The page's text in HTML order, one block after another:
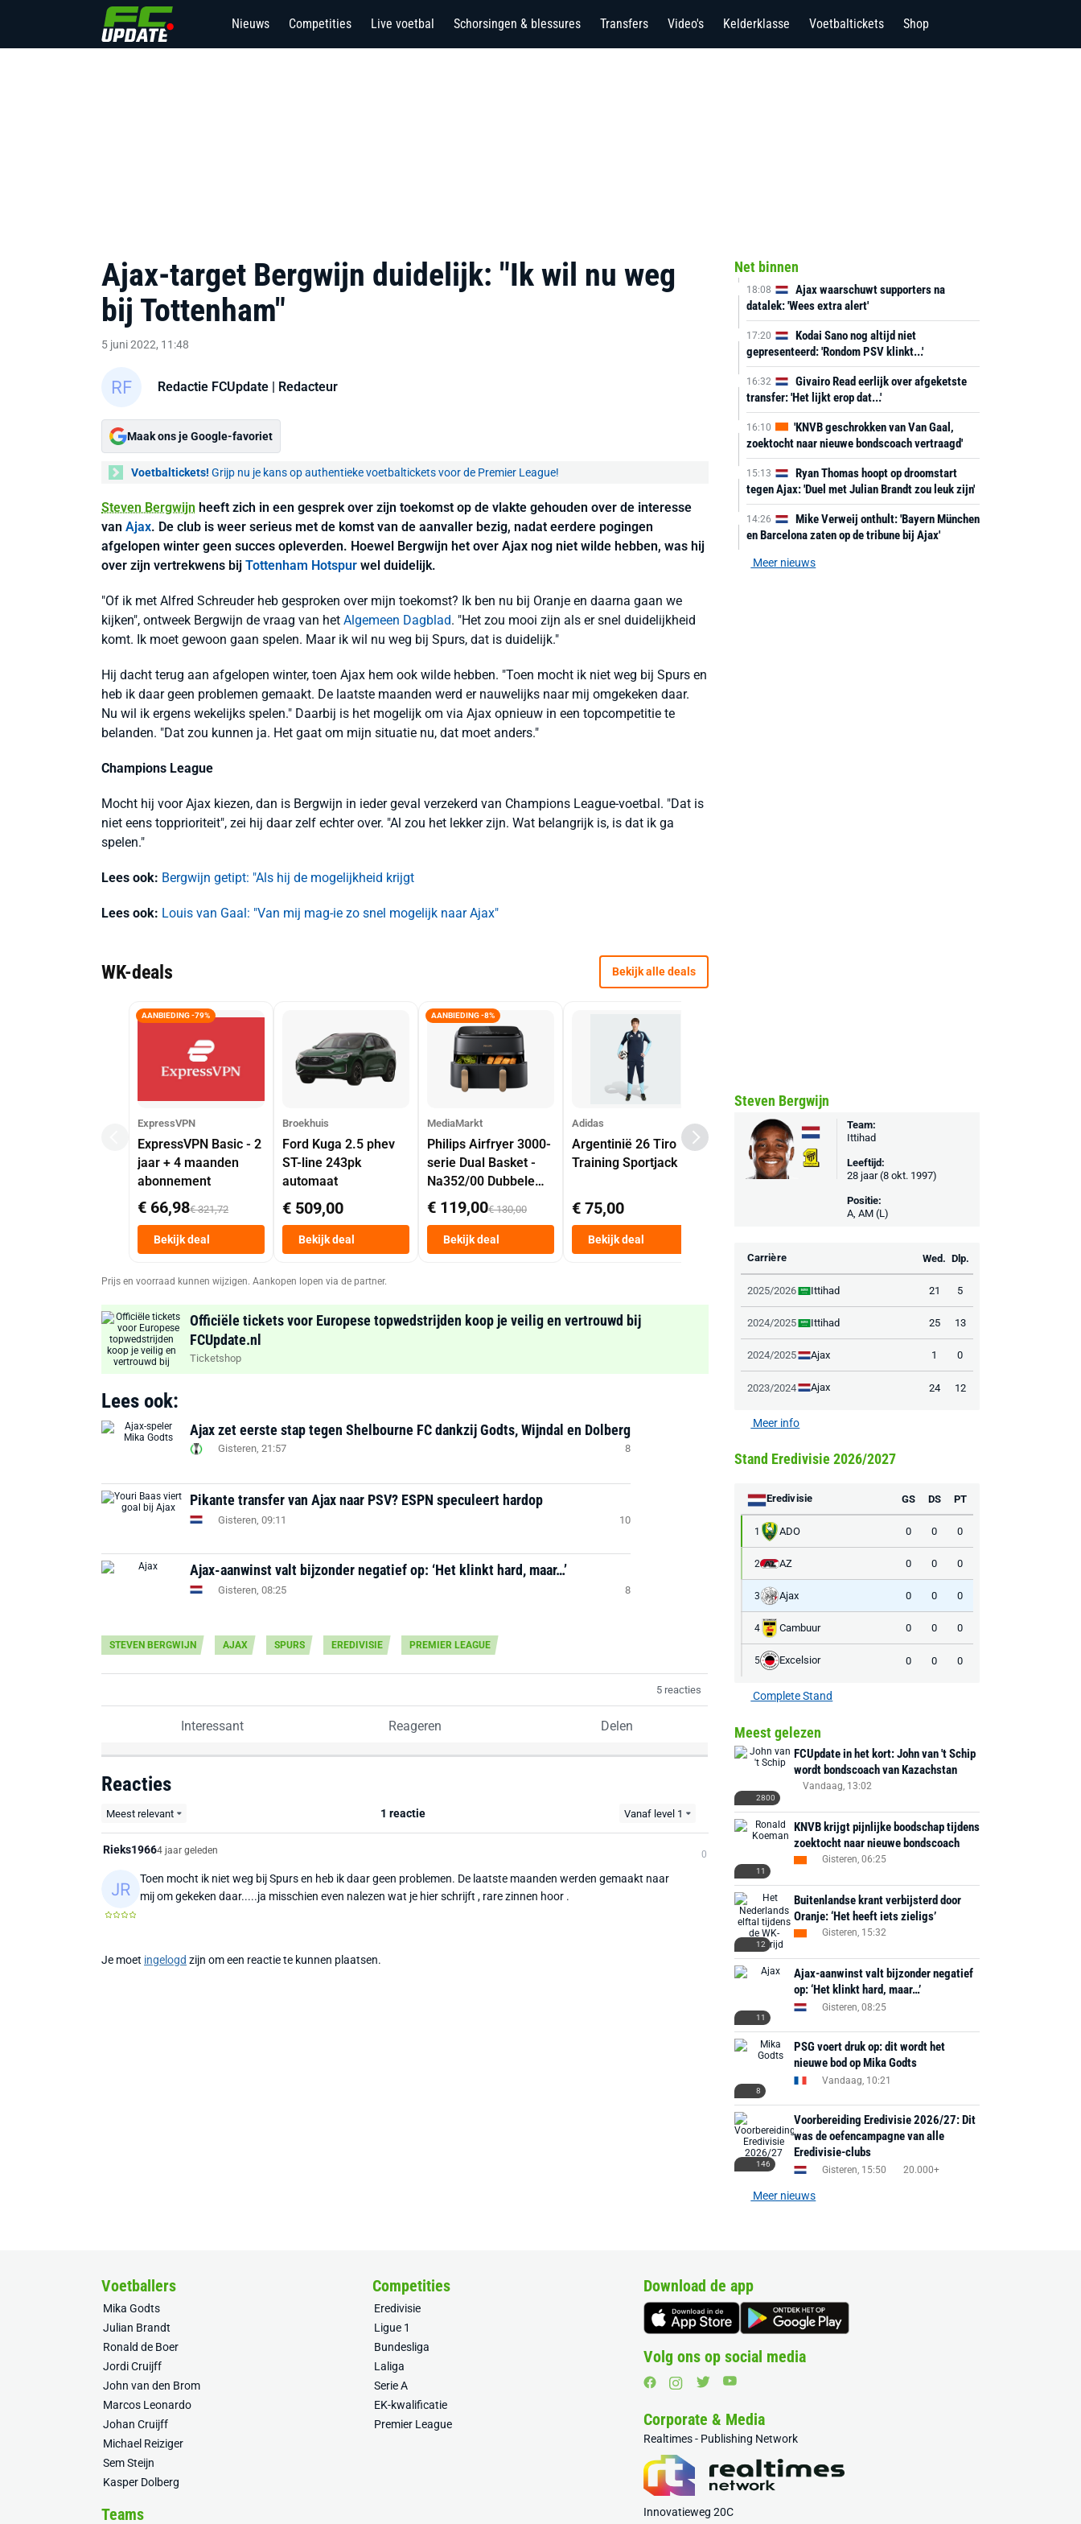
Nieuws Competities Live voetbal Schorsingen & blessures Transfers Video's Kelderklasse Voetbaltickets Shop
Ajax-target Bergwijn duidelijk: "Ik wil nu weg
bij Tottenham"
5 juni 2022, 11:48
Redactie FCUpdate | Redacteur
Maak ons je Google-favoriet
Voetbaltickets! Grijp nu je kans op authentieke voetbaltickets voor de Premier League!
Steven Bergwijn heeft zich in een gesprek over zijn toekomst op de vlakte gehouden over de interesse
van Ajax. De club is weer serieus met de komst van de aanvaller bezig, nadat eerdere pogingen
afgelopen winter geen succes opleverden. Hoewel Bergwijn het over Ajax nog niet wilde hebben, was hij
over zijn vertrekwens bij Tottenham Hotspur wel duidelijk.
"Of ik met Alfred Schreuder heb gesproken over mijn toekomst? Ik ben nu bij Oranje en daarna gaan we
kijken", ontweek Bergwijn de vraag van het Algemeen Dagblad. "Het zou mooi zijn als er snel duidelijkheid
komt. Ik moet gewoon gaan spelen. Maar ik wil nu weg bij Spurs, dat is duidelijk."
Hij dacht terug aan afgelopen winter, toen Ajax hem ook wilde hebben. "Toen mocht ik niet weg bij Spurs en
heb ik daar geen problemen gemaakt. De laatste maanden werd er nauwelijks naar mij omgekeken daar.
Nu wil ik ergens wekelijks spelen." Daarbij is het mogelijk om via Ajax opnieuw in een topcompetitie te
belanden. "Dat zou kunnen ja. Het gaat om mijn situatie nu, dat moet anders."
Champions League
Mocht hij voor Ajax kiezen, dan is Bergwijn in ieder geval verzekerd van Champions League-voetbal. "Dat is
niet eens topprioriteit", zei hij daar zelf echter over. "Al zou het lekker zijn. Wat belangrijk is, is dat ik ga
spelen."
Lees ook: Bergwijn getipt: "Als hij de mogelijkheid krijgt
Lees ook: Louis van Gaal: "Van mij mag-ie zo snel mogelijk naar Ajax"
WK-deals Bekijk alle deals
AANBIEDING -79%
ExpressVPN
ExpressVPN Basic - 2
jaar + 4 maanden
abonnement
€ 66,98€ 321,72
Bekijk deal
Broekhuis
Ford Kuga 2.5 phev
ST-line 243pk
automaat
€ 509,00
Bekijk deal
AANBIEDING -8%
MediaMarkt
Philips Airfryer 3000-
serie Dual Basket -
Na352/00 Dubbele
Mand 9 L Tot 6
Personen
Heteluchtfriteuse
Zwart
€ 119,00€ 130,00
Bekijk deal
Adidas
Argentinië 26 Tiro
Training Sportjack
€ 75,00
Bekijk deal
MediaMarkt
EA Sports FC 26 -
PlayStation 5
Adidas
F50 Messi Elite Firm
Ground Boots Kids
€ 78,00
Prijs en voorraad kunnen wijzigen. Aankopen lopen via de partner.
Officiële tickets voor Europese topwedstrijden koop je veilig en vertrouwd bij
FCUpdate.nl
Ticketshop
Lees ook:
Ajax zet eerste stap tegen Shelbourne FC dankzij Godts, Wijndal en Dolberg
Gisteren, 21:57 8
Pikante transfer van Ajax naar PSV? ESPN speculeert hardop
Gisteren, 09:11 10
Ajax-aanwinst valt bijzonder negatief op: ‘Het klinkt hard, maar…’
Gisteren, 08:25 8
STEVEN BERGWIJN AJAX SPURS EREDIVISIE PREMIER LEAGUE
5 reacties
Interessant Reageren Delen
Reacties
Meest relevant 1 reactie Vanaf level 1
Rieks19664 jaar geleden 0
Toen mocht ik niet weg bij Spurs en heb ik daar geen problemen. De laatste maanden werden gemaakt naar
mij om gekeken daar.....ja misschien even nalezen wat je hier schrijft , rare zinnen hoor .
Je moet ingelogd zijn om een reactie te kunnen plaatsen.
Net binnen
18:08
Ajax waarschuwt supporters na
datalek: 'Wees extra alert'
17:20
Kodai Sano nog altijd niet
gepresenteerd: 'Rondom PSV klinkt...'
16:32
Givairo Read eerlijk over afgeketste
transfer: 'Het lijkt erop dat...'
16:10
'KNVB geschrokken van Van Gaal,
zoektocht naar nieuwe bondscoach vertraagd'
15:13
Ryan Thomas hoopt op droomstart
tegen Ajax: 'Duel met Julian Brandt zou leuk zijn'
14:26
Mike Verweij onthult: 'Bayern München
en Barcelona zaten op de tribune bij Ajax'
Meer nieuws
Steven Bergwijn
Team:
Ittihad
Leeftijd:
28 jaar (8 okt. 1997)
Positie:
A, AM (L)
Carrière Wed. Dlp.
2025/2026 Ittihad 21 5
2024/2025 Ittihad 25 13
2024/2025 Ajax 1 0
2023/2024 Ajax 24 12
Meer info
Stand Eredivisie 2026/2027
Eredivisie GS DS PT
1 ADO 0 0 0
2 AZ 0 0 0
3 Ajax 0 0 0
4 Cambuur 0 0 0
5 Excelsior 0 0 0
Complete Stand
Meest gelezen
2800
FCUpdate in het kort: John van 't Schip
wordt bondscoach van Kazachstan
Vandaag, 13:02
11
KNVB krijgt pijnlijke boodschap tijdens
zoektocht naar nieuwe bondscoach
Gisteren, 06:25
12
Buitenlandse krant verbijsterd door
Oranje: ‘Het heeft iets zieligs’
Gisteren, 15:32
11
Ajax-aanwinst valt bijzonder negatief
op: ‘Het klinkt hard, maar…’
Gisteren, 08:25
8
PSG voert druk op: dit wordt het
nieuwe bod op Mika Godts
Vandaag, 10:21
146
Voorbereiding Eredivisie 2026/27: Dit
was de oefencampagne van alle
Eredivisie-clubs
Gisteren, 15:50 20.000+
Meer nieuws
Voetballers
Mika Godts
Julian Brandt
Ronald de Boer
Jordi Cruijff
John van den Brom
Marcos Leonardo
Johan Cruijff
Michael Reiziger
Sem Steijn
Kasper Dolberg
Competities
Eredivisie
Ligue 1
Bundesliga
Laliga
Serie A
EK-kwalificatie
Premier League
Teams
Download de app
Volg ons op social media
Corporate & Media
Realtimes - Publishing Network
Innovatieweg 20C